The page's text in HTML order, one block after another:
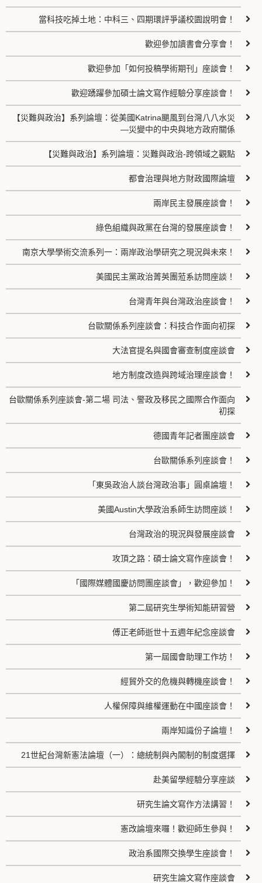
當科技吃掉土地：中科三、四期環評爭議校園說明會！
歡迎參加讀書會分享會！
歡迎參加「如何投稿學術期刊」座談會！
歡迎踴躍參加碩士論文寫作經驗分享座談會！
【災難與政治】系列論壇：從美國Katrina颶風到台灣八八水災
—災變中的中央與地方政府關係
【災難與政治】系列論壇：災難與政治-跨領域之觀點
都會治理與地方財政國際論壇
兩岸民主發展座談會！
綠色組織與政黨在台灣的發展座談會！
南京大學學術交流系列一：兩岸政治學研究之現況與未來！
美國民主黨政治菁英團蒞系訪問座談！
台灣青年與台灣政治座談會！
台歐關係系列座談會：科技合作面向初探
大法官提名與國會審查制度座談會
地方制度改造與跨域治理座談會！
台歐關係系列座談會-第二場 司法、警政及移民之國際合作面向
初探
德國青年記者團座談會
台歐關係系列座談會！
「東吳政治人談台灣政治事」圓桌論壇！
美國Austin大學政治系師生訪問座談！
台灣政治的現況與發展座談會
攻頂之路：碩士論文寫作座談會！
「國際媒體國慶訪問團座談會」，歡迎參加！
第二屆研究生學術知能研習營
傅正老師逝世十五週年紀念座談會
第一屆國會助理工作坊！
經貿外交的危機與轉機座談會！
人權保障與維權運動在中國座談會！
兩岸知識份子論壇！
21世紀台灣新憲法論壇（一）：總統制與內閣制的制度選擇
赴美留學經驗分享座談
研究生論文寫作方法講習！
憲改論壇來囉！歡迎師生參與！
政治系國際交換學生座談會！
研究生論文寫作座談會